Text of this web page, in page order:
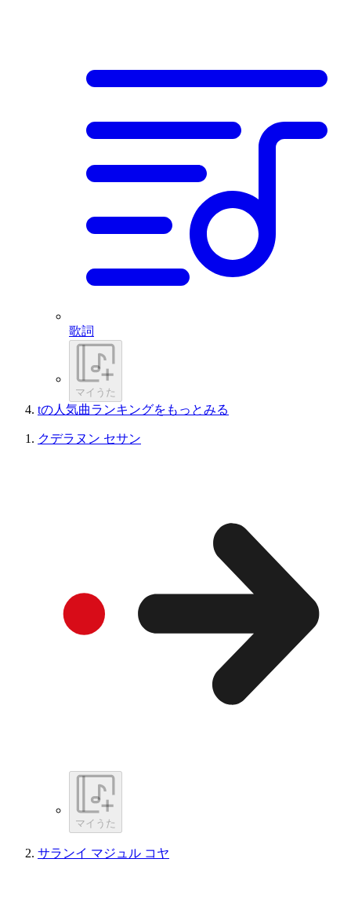
歌詞
マイうた
tの人気曲ランキングをもっとみる
クデラヌン セサン
マイうた
サランイ マジュル コヤ